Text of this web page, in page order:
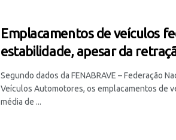
Emplacamentos de veículos
estabilidade, apesar da
Segundo dados da FENABRAVE – Federação
Veículos Automotores, os emplacamentos de
média de ...